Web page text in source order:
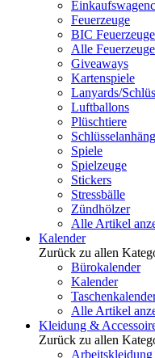
Feuerzeuge
BIC Feuerzeuge
Alle
Giveaways
Kartenspiele
Lanyards/
Luftballons
Plüschtiere
Spiele
Spielzeuge
Stickers
Stressbälle
Zündhölzer
Alle Artikel
Kalender
Zurück zu allen
Bürokalender
Kalender
Alle Artikel
Kleidung &
Zurück zu allen
Arbeitskleidung